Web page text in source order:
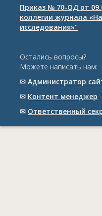
Приказ № 70-ОД от
коллегии журнала
исследования»"
Остались вопросы?
Можете написать нам:
✉ Администратор
✉ Контент менеджер
✉ Ответственный